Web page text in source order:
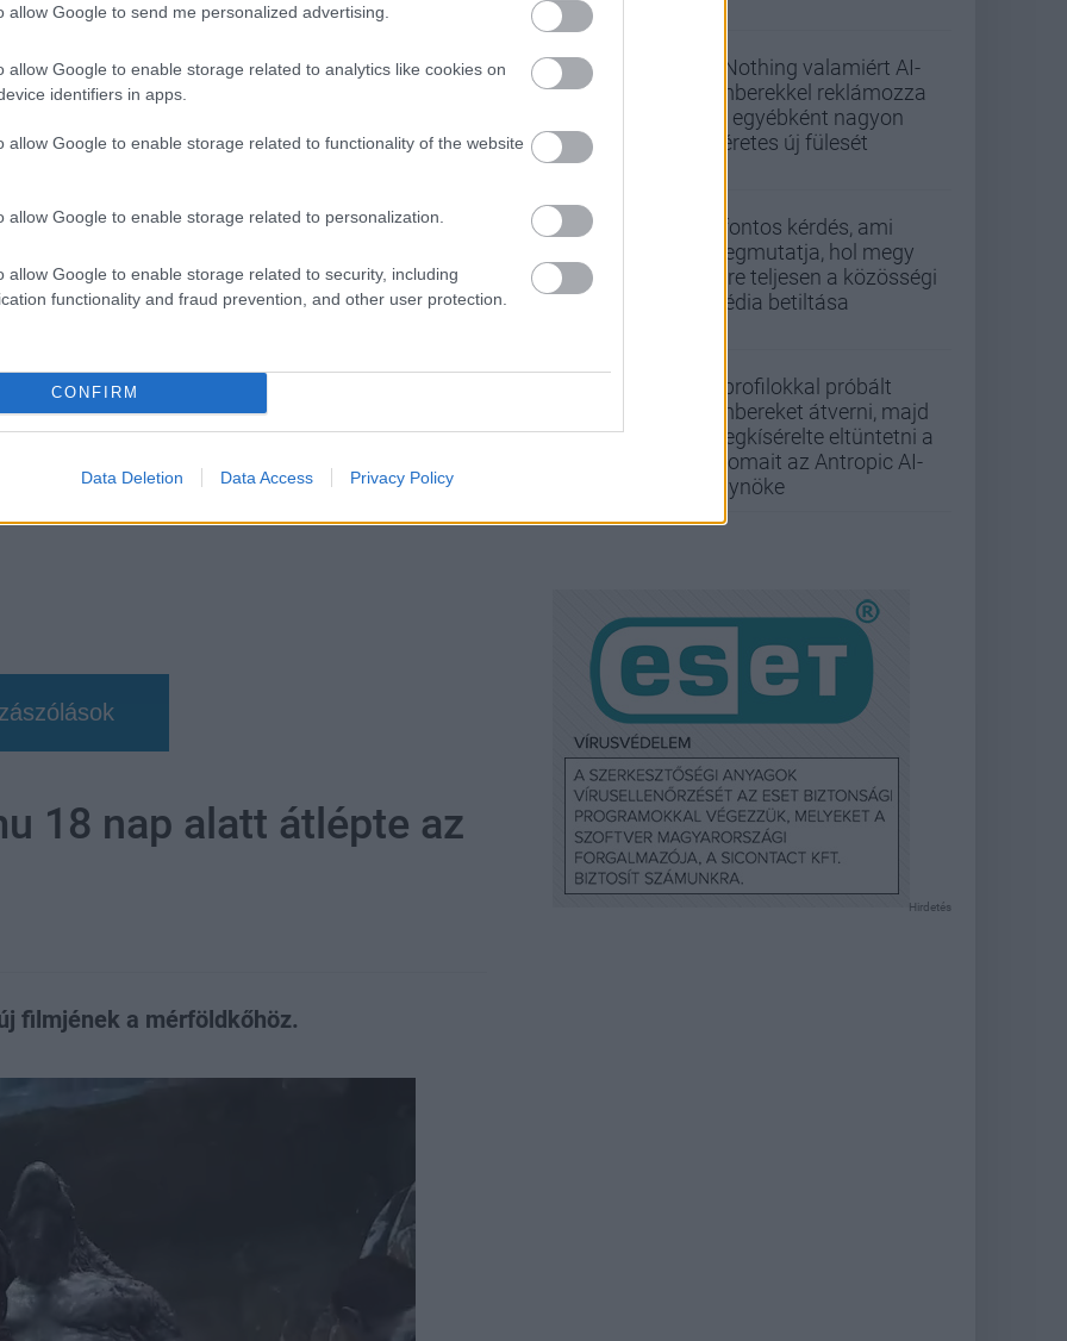
allow Google to send me personalized advertising.
allow Google to enable storage related to analytics like cookies on
identifiers in apps.
allow Google to enable storage related to functionality of the website
allow Google to enable storage related to personalization.
allow Google to enable storage related to security, including
functionality and fraud prevention, and other user protection.
CONFIRM
Data Deletion Data Access Privacy Policy
képben maradj a játék- és filmvilág, a geek
hangulata – Jön a második forduló! (X)
b. jordan
18 nap alatt átlépte az
filmjének a mérföldkőhöz.
A Nothing valamiért AI-
emberekkel reklámozza
az egyébként nagyon
ígéretes új fülesét
5 fontos kérdés, ami
megmutatja, hol megy
félre teljesen a közösségi
média betiltása
Álprofilokkal próbált
embereket átverni, majd
megkísérelte eltüntetni a
nyomait az Antropic AI-
ügynöke
Hirdetés